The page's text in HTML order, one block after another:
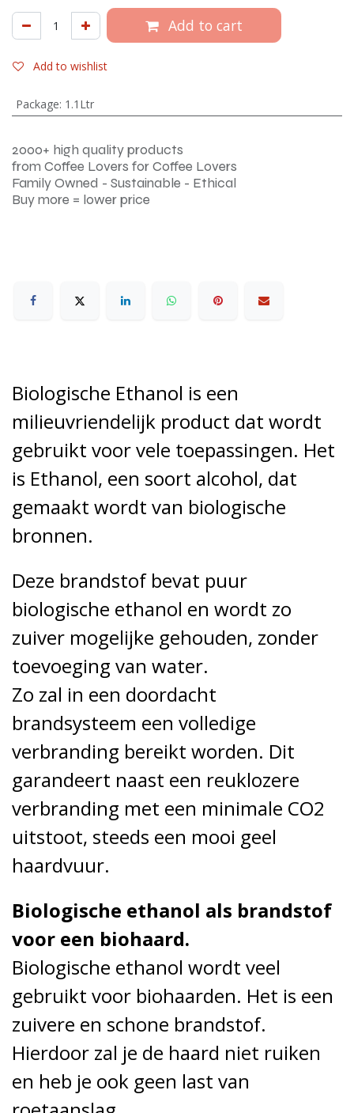
Add to cart
Add to wishlist
Package: 1.1Ltr
2000+ high quality products
from Coffee Lovers for Coffee Lovers
Family Owned - Sustainable - Ethical
Buy more = lower price
Biologische Ethanol is een
milieuvriendelijk product dat wordt
gebruikt voor vele toepassingen. Het
is Ethanol, een soort alcohol, dat
gemaakt wordt van biologische
bronnen.
Deze brandstof bevat puur
biologische ethanol en wordt zo
zuiver mogelijke gehouden, zonder
toevoeging van water.
Zo zal in een doordacht
brandsysteem een volledige
verbranding bereikt worden. Dit
garandeert naast een reuklozere
verbranding met een minimale CO2
uitstoot, steeds een mooi geel
haardvuur.
Biologische ethanol als brandstof
voor een biohaard.
Biologische ethanol wordt veel
gebruikt voor biohaarden. Het is een
zuivere en schone brandstof.
Hierdoor zal je de haard niet ruiken
en heb je ook geen last van